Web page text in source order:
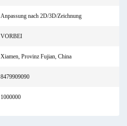
Anpassung nach 2D/3D/Zeichnung
VORBEI
Xiamen, Provinz Fujian, China
8479909090
1000000